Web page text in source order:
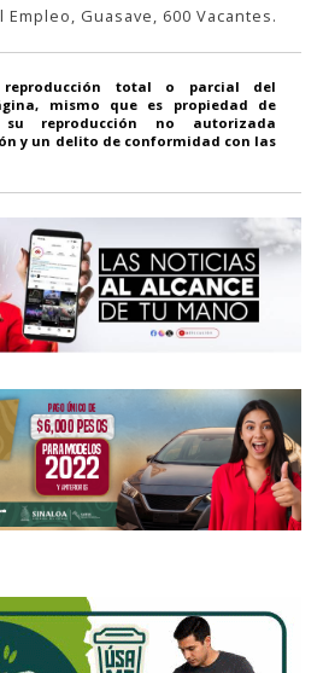
Empleo, Guasave, 600 Vacantes.
total o parcial del
mismo que es propiedad de
su reproducción no autorizada
y un delito de conformidad con las